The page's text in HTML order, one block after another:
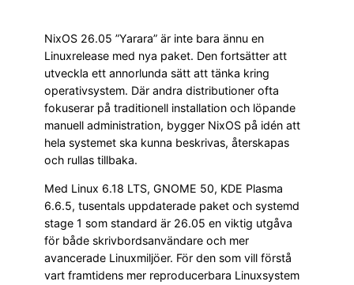
NixOS 26.05 ”Yarara” är inte bara ännu en
Linuxrelease med nya paket. Den fortsätter att
utveckla ett annorlunda sätt att tänka kring
operativsystem. Där andra distributioner ofta
fokuserar på traditionell installation och löpande
manuell administration, bygger NixOS på idén att
hela systemet ska kunna beskrivas, återskapas
och rullas tillbaka.
Med Linux 6.18 LTS, GNOME 50, KDE Plasma
6.6.5, tusentals uppdaterade paket och systemd
stage 1 som standard är 26.05 en viktig utgåva
för både skrivbordsanvändare och mer
avancerade Linuxmiljöer. För den som vill förstå
vart framtidens mer reproducerbara Linuxsystem